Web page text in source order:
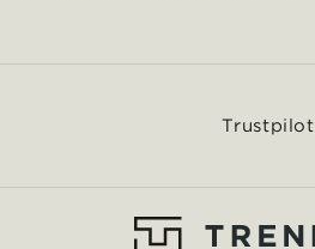
Trustpilot